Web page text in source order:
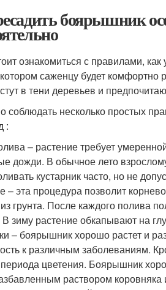
боярышник
ознакомиться с правилами,
котором саженцу будет
в тени деревьев и
соблюдать несколько простых
:
– растение требует
дожди. В обычное лето
кустарник часто, но не
– эта процедура позволит
грунта. После каждого полива
зиму растение обкапывают на
– боярышник хорошо растет и
к различным заболеваниям.
цветения. Боярышник
раствором коровняка